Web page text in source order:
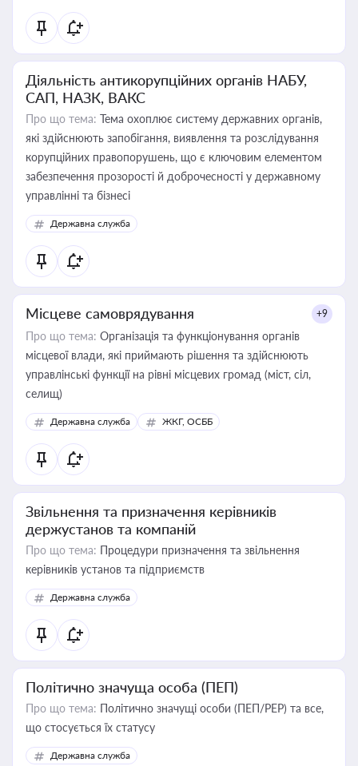
Діяльність антикорупційних органів НАБУ,
САП, НАЗК, ВАКС
Про що тема: Тема охоплює систему державних органів,
які здійснюють запобігання, виявлення та розслідування
корупційних правопорушень, що є ключовим елементом
забезпечення прозорості й доброчесності у державному
управлінні та бізнесі
Державна служба
Місцеве самоврядування +9
Про що тема: Організація та функціонування органів
місцевої влади, які приймають рішення та здійснюють
управлінські функції на рівні місцевих громад (міст, сіл,
селищ)
Державна служба ЖКГ, ОСББ
Звільнення та призначення керівників
держустанов та компаній
Про що тема: Процедури призначення та звільнення
керівників установ та підприємств
Державна служба
Політично значуща особа (ПЕП)
Про що тема: Політично значущі особи (ПЕП/PEP) та все,
що стосується їх статусу
Державна служба